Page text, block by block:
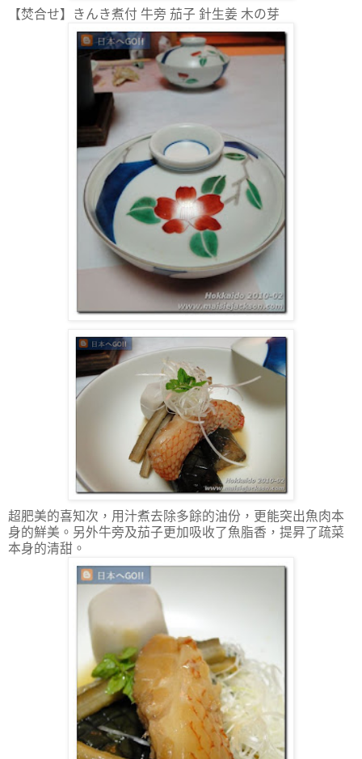
【焚合せ】きんき煮付 牛旁 茄子 針生姜 木の芽
超肥美的喜知次，用汁煮去除多餘的油份，更能突出魚肉本
身的鮮美。另外牛旁及茄子更加吸收了魚脂香，提昇了疏菜
本身的清甜。